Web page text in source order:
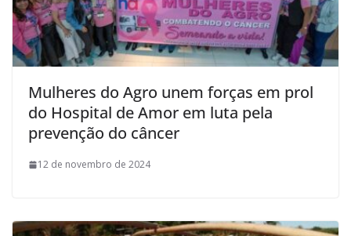
Mulheres do Agro unem forças em prol
do Hospital de Amor em luta pela
prevenção do câncer
12 de novembro de 2024